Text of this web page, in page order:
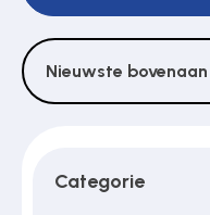
Sloten
Toegangscontrole
Toegangsverlening
Nieuwste bovenaan
Categorie